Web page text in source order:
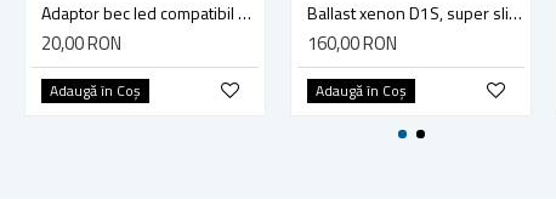
Adaptor bec led compatibil Mercedes, Skoda, Opel, Volkswagen
20,00 RON
Adaugă în Coş
Ballast xenon D1S, super slim, 12v, 35w, compatibil Volkswagen, Mercedes, Bmw, Jaguar, Cadillac
160,00 RON
Adaugă în Coş